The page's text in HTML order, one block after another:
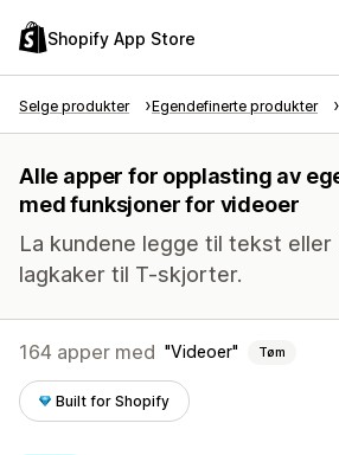
Shopify App Store
Selge produkter Egendefinerte produkter
Alle apper for opplasting av
med funksjoner for videoer
La kundene legge til tekst
lagkaker til T-skjorter.
164 apper med Videoer Tøm
Built for Shopify